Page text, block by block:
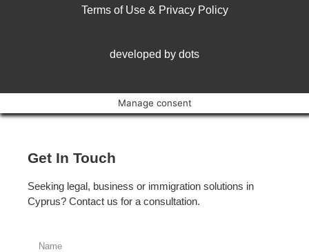
Terms of Use & Privacy Policy
developed by dots
Manage consent
Get In Touch
Seeking legal, business or immigration solutions in
Cyprus? Contact us for a consultation.